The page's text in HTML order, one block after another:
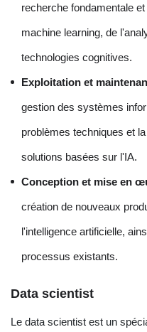
recherche fondamentale
machine learning, de
technologies cognitives.
Exploitation et
gestion des systèmes
problèmes techniques et
solutions basées sur l'IA.
Conception et mise en
création de nouveaux
l'intelligence artificielle,
processus existants.
Data scientist
Le data scientist est un